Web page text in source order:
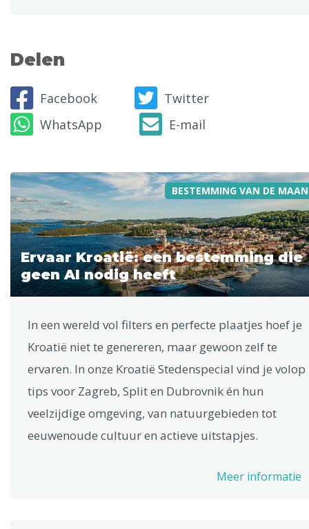
Delen
Facebook
Twitter
WhatsApp
E-mail
BESTEMMING VAN DE
Ervaar Kroatië: een bestemming die
geen AI nodig heeft
In een wereld vol filters en perfecte plaatjes hoef je
Kroatië niet te genereren, maar gewoon zelf te
ervaren. In onze Kroatië Stedenspecial vind je volop
tips voor Zagreb, Split en Dubrovnik én hun
veelzijdige omgeving, van natuurgebieden tot
eeuwenoude cultuur en actieve uitstapjes.
Meer informatie